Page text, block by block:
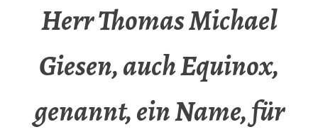
Herr Thomas Michael
Giesen, auch Equinox,
genannt, ein Name, für